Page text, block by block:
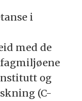
i
med de
og
(C-